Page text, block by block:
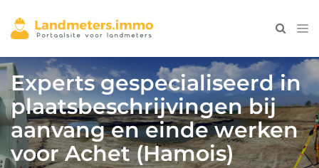
Experts gespecialiseerd in
plaatsbeschrijvingen bij
aanvang en einde werken
voor Achet (Hamois)